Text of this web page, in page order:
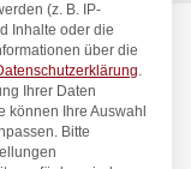
(z. B. IP-
Inhalte oder die
über die
.
Ihrer Daten
können Ihre Auswahl
Bitte